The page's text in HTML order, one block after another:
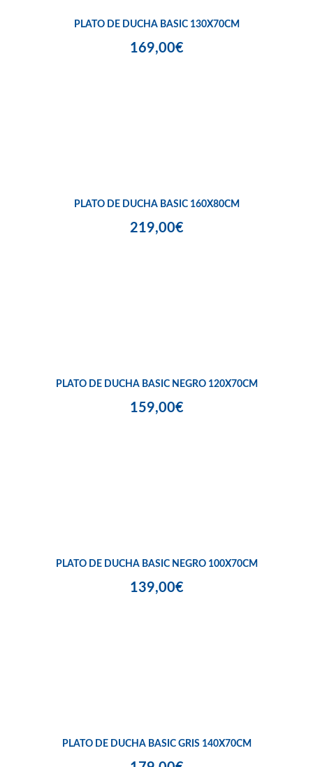
PLATO DE DUCHA BASIC 130X70CM
169,00€
PLATO DE DUCHA BASIC 160X80CM
219,00€
PLATO DE DUCHA BASIC NEGRO 120X70CM
159,00€
PLATO DE DUCHA BASIC NEGRO 100X70CM
139,00€
PLATO DE DUCHA BASIC GRIS 140X70CM